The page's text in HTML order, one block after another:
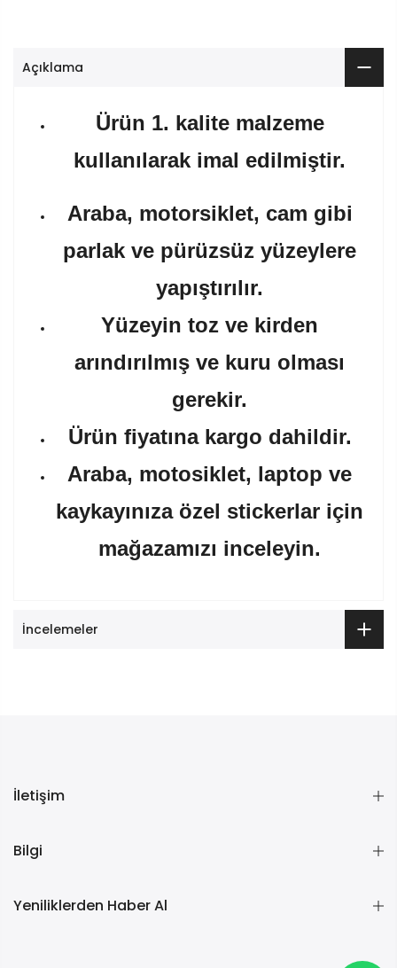
Açıklama
Ürün 1. kalite malzeme
kullanılarak imal edilmiştir.
Araba, motorsiklet, cam gibi
parlak ve pürüzsüz yüzeylere
yapıştırılır.
Yüzeyin toz ve kirden
arındırılmış ve kuru olması
gerekir.
Ürün fiyatına kargo dahildir.
Araba, motosiklet, laptop ve
kaykayınıza özel stickerlar için
mağazamızı inceleyin.
İncelemeler
İletişim
Bilgi
Yeniliklerden Haber Al